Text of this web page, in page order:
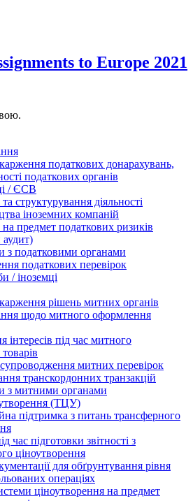
to Europe 2021
податкових донарахувань,
податкових органів
/ ЄСВ
структурування діяльності
іноземних компаній
на предмет податкових ризиків
з податковими органами
податкових перевірок
/ іноземці
рішень митних органів
щодо митного оформлення
інтересів під час митного
митних перевірок
транскордонних транзакцій
з митними органами
(ТЦУ)
підтримка з питань трансферного
час підготовки звітності з
ціноутворення
для обґрунтування рівня
операціях
ціноутворення на предмет